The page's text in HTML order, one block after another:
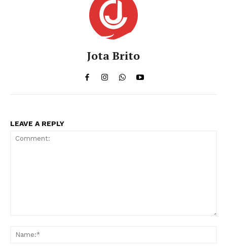
Jota Brito
LEAVE A REPLY